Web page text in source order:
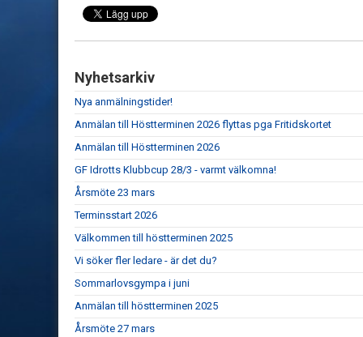
Nyhetsarkiv
Nya anmälningstider!
Anmälan till Höstterminen 2026 flyttas pga Fritidskortet
Anmälan till Höstterminen 2026
GF Idrotts Klubbcup 28/3 - varmt välkomna!
Årsmöte 23 mars
Terminsstart 2026
Välkommen till höstterminen 2025
Vi söker fler ledare - är det du?
Sommarlovsgympa i juni
Anmälan till höstterminen 2025
Årsmöte 27 mars